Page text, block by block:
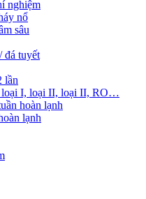
nghiệm
nổ
sâu
đá tuyết
lần
loại I, loại II, loại II, RO…
hoàn lạnh
lạnh